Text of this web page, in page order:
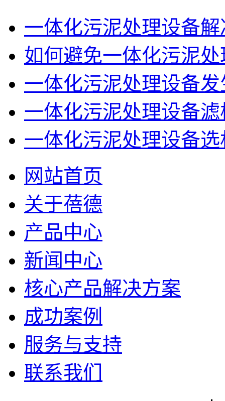
一体化污泥处理设备
如何避免一体化污泥
一体化污泥处理设备
一体化污泥处理设备
一体化污泥处理设备
网站首页
关于蓓德
产品中心
新闻中心
核心产品解决方案
成功案例
服务与支持
联系我们